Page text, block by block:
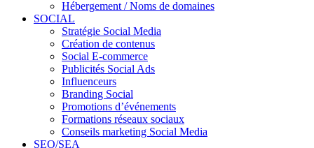
Hébergement / Noms de domaines
SOCIAL
Stratégie Social Media
Création de contenus
Social E-commerce
Publicités Social Ads
Influenceurs
Branding Social
Promotions d’événements
Formations réseaux sociaux
Conseils marketing Social Media
SEO/SEA